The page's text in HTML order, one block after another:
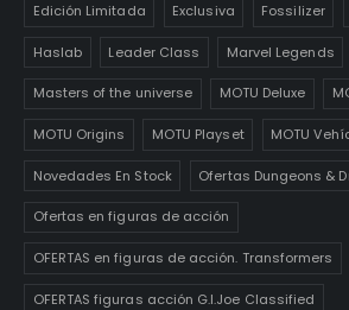
Edición Limitada Exclusiva Fossilizer
Haslab Leader Class Marvel Legends
Masters of the universe MOTU Deluxe
MOTU Origins MOTU Playset MOTU
Novedades En Stock Ofertas Dungeons &
Ofertas en figuras de acción
OFERTAS en figuras de acción. Transformers
OFERTAS figuras acción G.I.Joe Classified